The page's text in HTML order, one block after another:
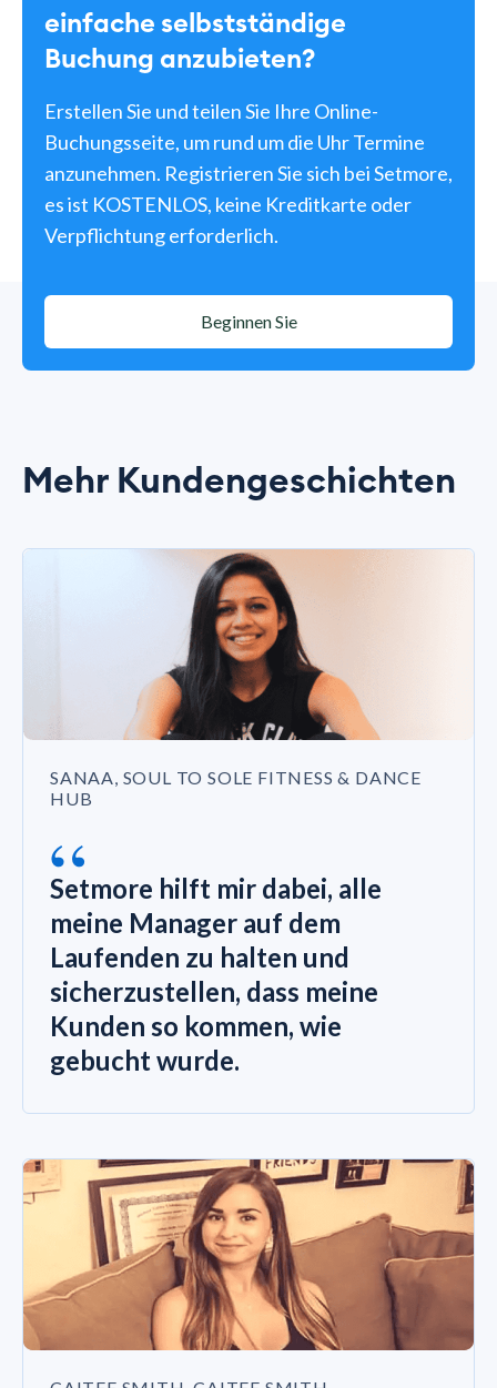
einfache selbstständige
Buchung anzubieten?
Erstellen Sie und teilen Sie Ihre Online-
Buchungsseite, um rund um die Uhr Termine
anzunehmen. Registrieren Sie sich bei Setmore,
es ist KOSTENLOS, keine Kreditkarte oder
Verpflichtung erforderlich.
Beginnen Sie
Mehr Kundengeschichten
SANAA, SOUL TO SOLE FITNESS & DANCE
HUB
“
Setmore hilft mir dabei, alle
meine Manager auf dem
Laufenden zu halten und
sicherzustellen, dass meine
Kunden so kommen, wie
gebucht wurde.